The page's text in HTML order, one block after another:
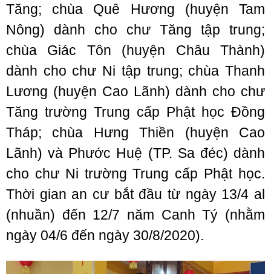
Tăng; chùa Quê Hương (huyện Tam
Nông) dành cho chư Tăng tập trung;
chùa Giác Tôn (huyện Châu Thành)
dành cho chư Ni tập trung; chùa Thanh
Lương (huyện Cao Lãnh) dành cho chư
Tăng trường Trung cấp Phật học Đồng
Tháp; chùa Hưng Thiền (huyện Cao
Lãnh) và Phước Huệ (TP. Sa đéc) dành
cho chư Ni trường Trung cấp Phật học.
Thời gian an cư bắt đầu từ ngày 13/4 al
(nhuần) đến 12/7 năm Canh Tý (nhằm
ngày 04/6 đến ngày 30/8/2020).